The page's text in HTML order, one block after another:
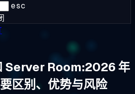
esc
Server Room:2026 年
区别、优势与风险